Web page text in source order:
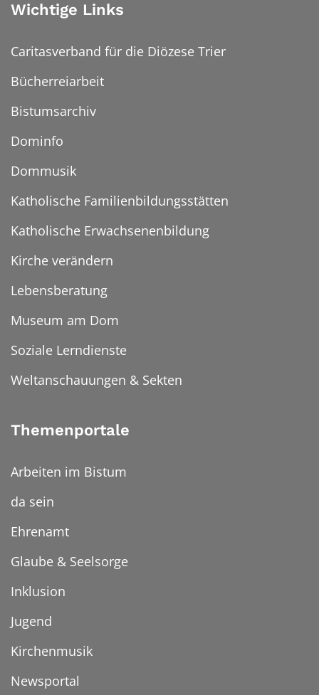
Wichtige Links
Caritasverband für die Diözese Trier
Bücherreiarbeit
Bistumsarchiv
Dominfo
Dommusik
Katholische Familienbildungsstätten
Katholische Erwachsenenbildung
Kirche verändern
Lebensberatung
Museum am Dom
Soziale Lerndienste
Weltanschauungen & Sekten
Themenportale
Arbeiten im Bistum
da sein
Ehrenamt
Glaube & Seelsorge
Inklusion
Jugend
Kirchenmusik
Newsportal